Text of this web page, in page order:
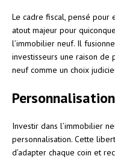
Le cadre fiscal, pensé pour
atout majeur pour
l’immobilier neuf. Il
investisseurs une raison de
neuf comme un choix
Investir dans l’immobilier
personnalisation. Cette
d’adapter chaque coin et